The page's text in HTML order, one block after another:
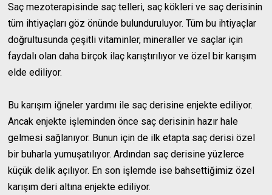
Saç mezoterapisinde saç telleri, saç kökleri ve saç derisinin
tüm ihtiyaçları göz önünde bulunduruluyor. Tüm bu ihtiyaçlar
doğrultusunda çeşitli vitaminler, mineraller ve saçlar için
faydalı olan daha birçok ilaç karıştırılıyor ve özel bir karışım
elde ediliyor.
Bu karışım iğneler yardımı ile saç derisine enjekte ediliyor.
Ancak enjekte işleminden önce saç derisinin hazır hale
gelmesi sağlanıyor. Bunun için de ilk etapta saç derisi özel
bir buharla yumuşatılıyor. Ardından saç derisine yüzlerce
küçük delik açılıyor. En son işlemde ise bahsettiğimiz özel
karışım deri altına enjekte ediliyor.